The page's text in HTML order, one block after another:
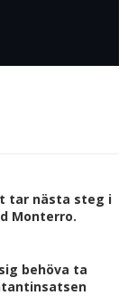
tar nästa steg i
Monterro.
behöva ta